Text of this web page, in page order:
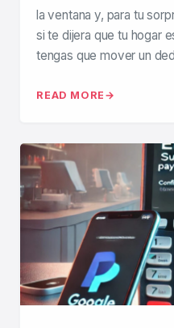
la ventana y, para tu
si te dijera que tu hogar
tengas que mover un
READ MORE